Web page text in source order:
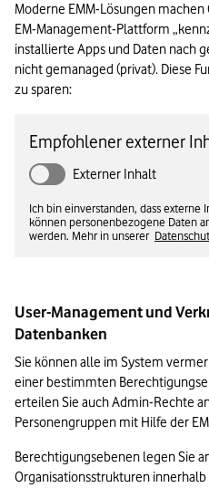
Moderne EMM-Lösungen
EM-Management-Plattform
installierte Apps und Daten nach
nicht gemanaged (privat). Diese
zu sparen:
Empfohlener externer
Externer Inhalt
Ich bin einverstanden, dass externe
können personenbezogene Daten
werden. Mehr in unserer
User-Management und
Datenbanken
Sie können alle im System
einer bestimmten
erteilen Sie auch Admin-Rechte
Personengruppen mit Hilfe der
Berechtigungsebenen legen Sie
Organisationsstrukturen